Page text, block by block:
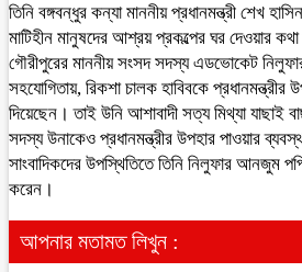
তিনি বঙ্গবন্ধুর কন্যা মাননীয় প্রধানমন্ত্রী শেখ
মাটিহীন মানুষদের আশ্রয় প্রকল্পের ঘর দেওয়ার
গৌরীপুরের মাননীয় সংসদ সদস্য এডভোকেট
সহযোগিতায়, রিকশা চালক হাবিবকে প্রধানমন্ত্রীর
দিয়েছেন। তাই উনি আশাবাদী সত্য মিথ্যা যাছাই
সদস্য উনাকেও প্রধানমন্ত্রীর উপহার পাওয়ার
সাংবাদিকদের উপস্থিতিতে তিনি নিলুফার আনজুম
করেন।
আপনার মতামত লিখুন :